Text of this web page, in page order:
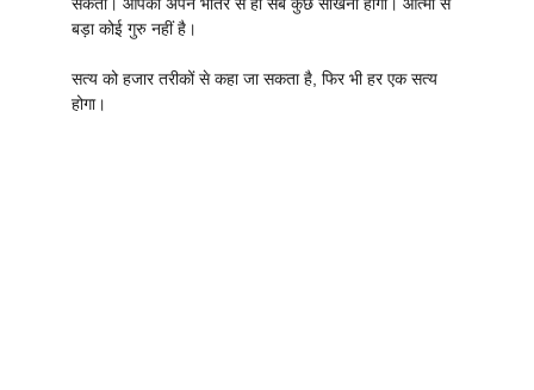
सकता। आपको अपने भीतर से ही सब कुछ सीखना होगा। आत्मा से
बड़ा कोई गुरु नहीं है।
सत्य को हजार तरीकों से कहा जा सकता है, फिर भी हर एक सत्य
होगा।